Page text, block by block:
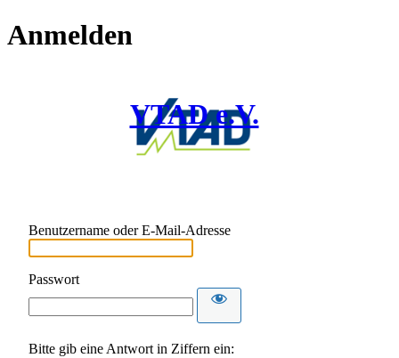
Anmelden
VTAD e.V.
Benutzername oder E-Mail-Adresse
Passwort
Bitte gib eine Antwort in Ziffern ein: